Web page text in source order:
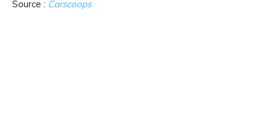
Source : Carscoops